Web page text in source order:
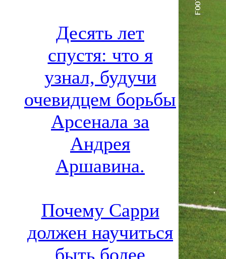
Десять лет
спустя: что я
узнал, будучи
очевидцем борьбы
Арсенала за
Андрея
Аршавина.
Почему Сарри
должен научиться
быть более